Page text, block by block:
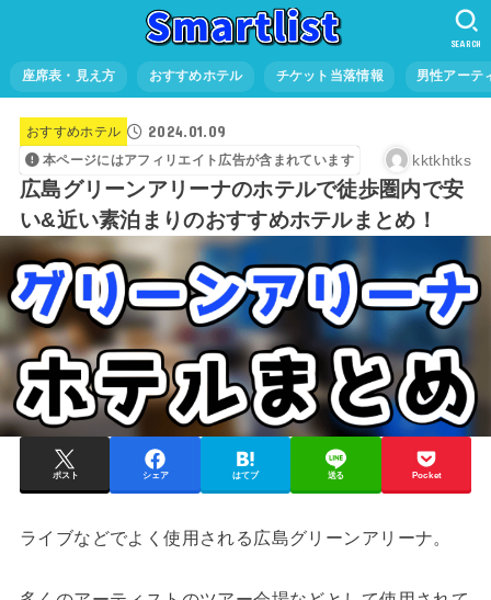
座席表・見え方 おすすめホテル チケット当落情報 男性アーテ
SEARCH
おすすめホテル 2024.01.09
本ページにはアフィリエイト広告が含まれています kktkhtks
広島グリーンアリーナのホテルで徒歩圏内で安
い&近い素泊まりのおすすめホテルまとめ！
ポスト シェア はてブ 送る Pocket
ライブなどでよく使用される広島グリーンアリーナ。